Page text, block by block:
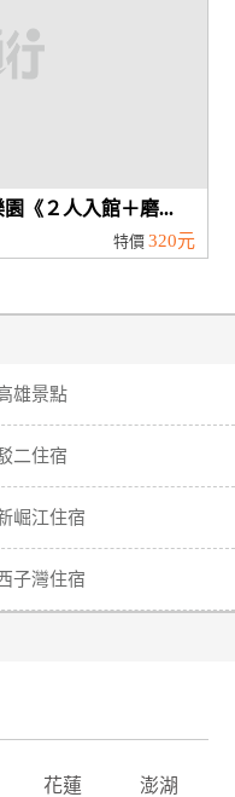
《２人入館＋磨...
特價 320元
雄景點
二住宿
崛江住宿
子灣住宿
花蓮 澎湖